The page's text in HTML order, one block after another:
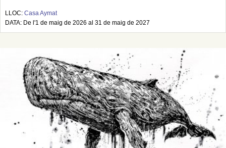
LLOC: Casa Aymat
DATA: De l'1 de maig de 2026 al 31 de maig de 2027